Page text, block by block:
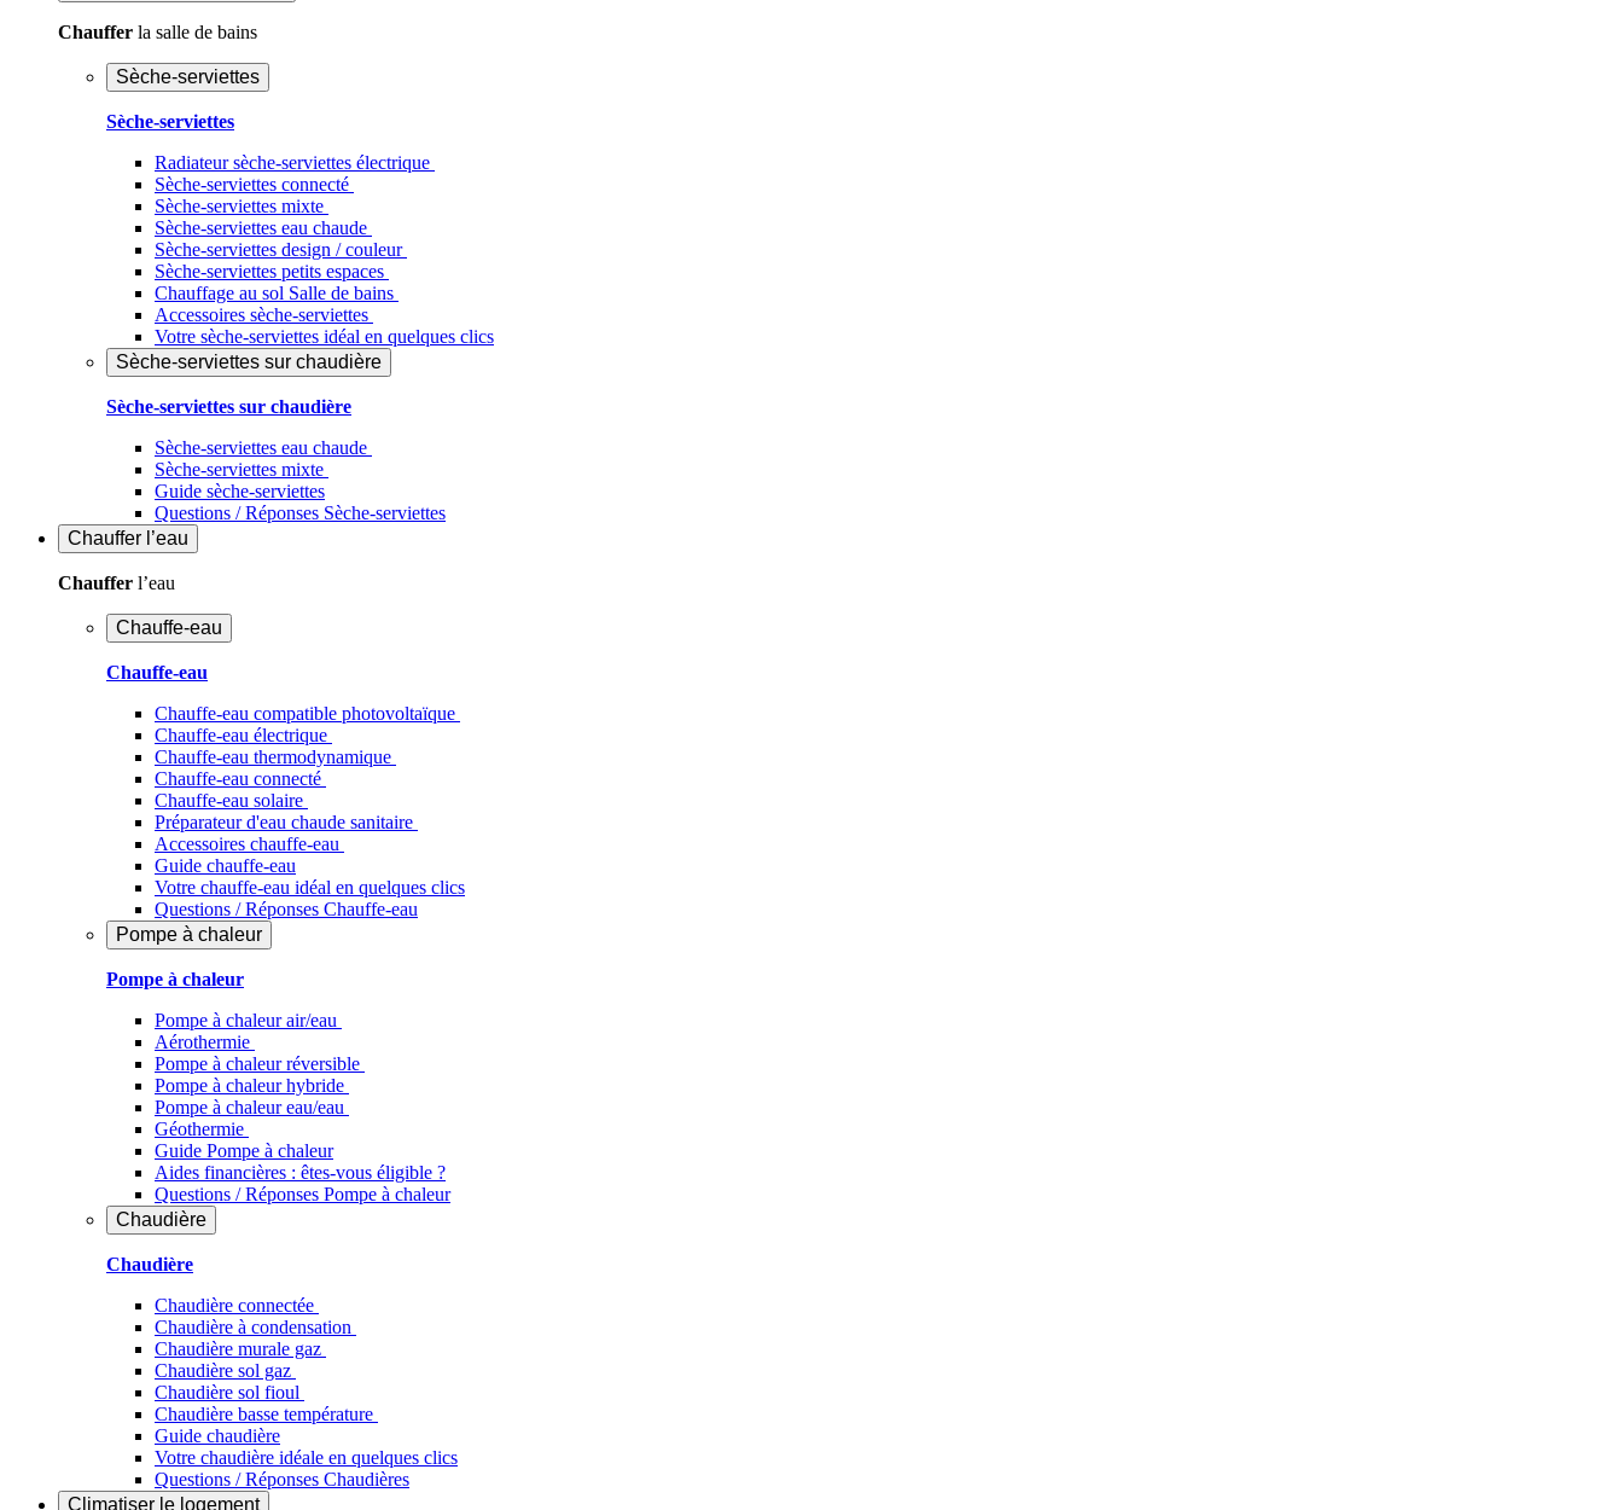
Chauffer la salle de bains
Sèche-serviettes
Sèche-serviettes
Radiateur sèche-serviettes électrique
Sèche-serviettes connecté
Sèche-serviettes mixte
Sèche-serviettes eau chaude
Sèche-serviettes design / couleur
Sèche-serviettes petits espaces
Chauffage au sol Salle de bains
Accessoires sèche-serviettes
Votre sèche-serviettes idéal en quelques clics
Sèche-serviettes sur chaudière
Sèche-serviettes sur chaudière
Sèche-serviettes eau chaude
Sèche-serviettes mixte
Guide sèche-serviettes
Questions / Réponses Sèche-serviettes
Chauffer l’eau
Chauffer l’eau
Chauffe-eau
Chauffe-eau
Chauffe-eau compatible photovoltaïque
Chauffe-eau électrique
Chauffe-eau thermodynamique
Chauffe-eau connecté
Chauffe-eau solaire
Préparateur d'eau chaude sanitaire
Accessoires chauffe-eau
Guide chauffe-eau
Votre chauffe-eau idéal en quelques clics
Questions / Réponses Chauffe-eau
Pompe à chaleur
Pompe à chaleur
Pompe à chaleur air/eau
Aérothermie
Pompe à chaleur réversible
Pompe à chaleur hybride
Pompe à chaleur​ eau/eau
Géothermie
Guide Pompe à chaleur
Aides financières : êtes-vous éligible ?
Questions / Réponses Pompe à chaleur
Chaudière
Chaudière
Chaudière connectée
Chaudière à condensation
Chaudière murale gaz
Chaudière sol gaz
Chaudière sol fioul
Chaudière basse température
Guide chaudière
Votre chaudière idéale en quelques clics
Questions / Réponses Chaudières
Climatiser le logement